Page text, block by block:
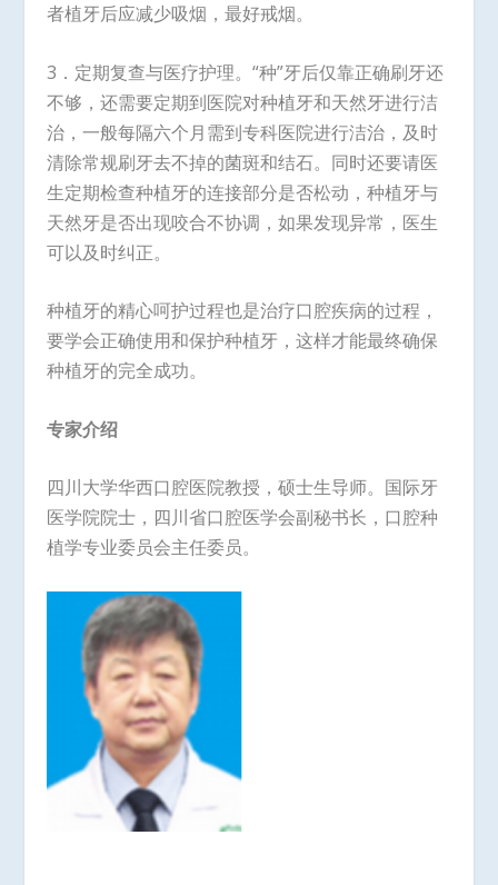
者植牙后应减少吸烟，最好戒烟。
3．定期复查与医疗护理。“种”牙后仅靠正确刷牙还
不够，还需要定期到医院对种植牙和天然牙进行洁
治，一般每隔六个月需到专科医院进行洁治，及时
清除常规刷牙去不掉的菌斑和结石。同时还要请医
生定期检查种植牙的连接部分是否松动，种植牙与
天然牙是否出现咬合不协调，如果发现异常，医生
可以及时纠正。
种植牙的精心呵护过程也是治疗口腔疾病的过程，
要学会正确使用和保护种植牙，这样才能最终确保
种植牙的完全成功。
专家介绍
四川大学华西口腔医院教授，硕士生导师。国际牙
医学院院士，四川省口腔医学会副秘书长，口腔种
植学专业委员会主任委员。